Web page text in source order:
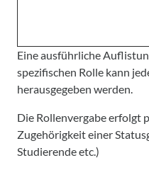
Eine ausführliche
spezifischen Rolle kann
herausgegeben werden.
Die Rollenvergabe erfolgt
Zugehörigkeit einer
Studierende etc.)